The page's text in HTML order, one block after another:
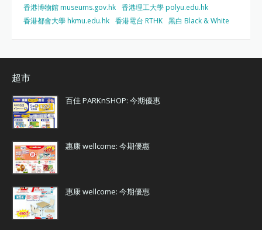
香港博物館 museums.gov.hk 香港理工大學 polyu.edu.hk
香港都會大學 hkmu.edu.hk 香港電台 RTHK 黑白 Black & White
超市
百佳 PARKnSHOP: 今期優惠
惠康 wellcome: 今期優惠
惠康 wellcome: 今期優惠